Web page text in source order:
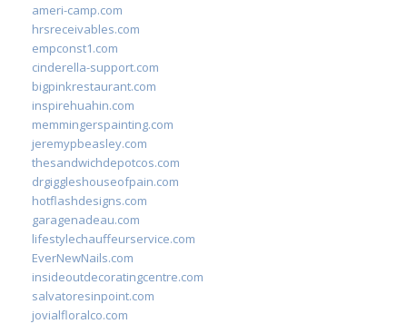
ameri-camp.com
hrsreceivables.com
empconst1.com
cinderella-support.com
bigpinkrestaurant.com
inspirehuahin.com
memmingerspainting.com
jeremypbeasley.com
thesandwichdepotcos.com
drgiggleshouseofpain.com
hotflashdesigns.com
garagenadeau.com
lifestylechauffeurservice.com
EverNewNails.com
insideoutdecoratingcentre.com
salvatoresinpoint.com
jovialfloralco.com